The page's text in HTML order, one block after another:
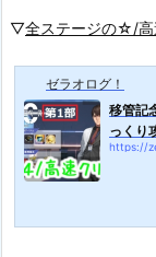
▽全ステージの☆/高
ゼラオログ！
移管記
っくり
https://